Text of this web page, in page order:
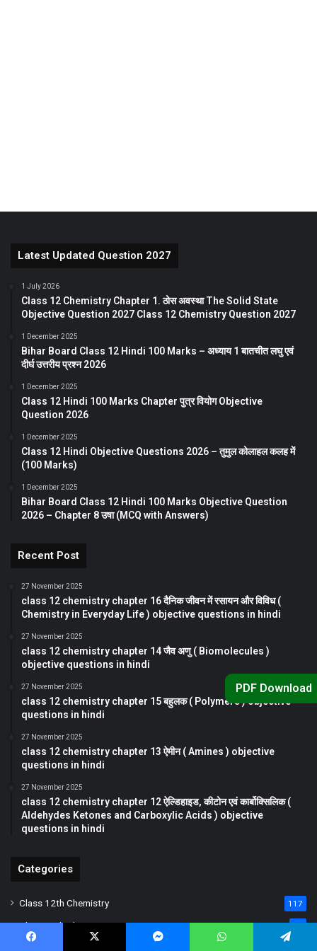
Latest Updated Question 2027
1 July 2026
Class 12 Chemistry Chapter 1. ठोस अवस्था The Solid State
Objective Question 2027 Class 12 Chemistry Question 2027
1 December 2025
Bihar Board Class 12 Hindi 100 Marks – अध्याय 1 बातचीत लघु एवं
दीर्घ उत्तरीय प्रश्न 2026
1 December 2025
Class 12 Hindi 100 Marks Chapter पुत्र वियोग Objective
Question 2026
1 December 2025
Class 12 Hindi Objective Questions 2026 – तुमुल कोलाहल कलह में
(100 Marks)
1 December 2025
Bihar Board Class 12 Hindi 100 Marks Objective Question
2026 – Chapter 8 उषा (MCQ with Answers)
Recent Post
27 November 2025
class 12 chemistry chapter 16 दैनिक जीवन में रसायन और विविध (
Chemistry in Everyday Life ) objective questions in hindi
27 November 2025
class 12 chemistry chapter 14 जैव अणु ( Biomolecules )
objective questions in hindi
27 November 2025
class 12 chemistry chapter 15 बहुलक ( Polymers ) objective
questions in hindi
27 November 2025
class 12 chemistry chapter 13 ऐमीन ( Amines ) objective
questions in hindi
27 November 2025
class 12 chemistry chapter 12 ऐल्डिहाइड, कीटोन एवं कार्बोक्सिलिक (
Aldehydes Ketones and Carboxylic Acids ) objective
questions in hindi
Categories
Class 12th Chemistry 117
Class 12th Physics
PDF Download